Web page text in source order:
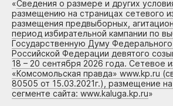
«Сведения о размере и других
размещению на страницах сетевого
размещения предвыборных,
период избирательной кампании по
Государственную Думу
Российской Федерации девятого
18 – 20 сентября 2026 года. Сетевое
«Комсомольская правда» www.kp.ru
80505 от 15.03.2021г.), размещение
сегменте сайта: www.kaluga.kp.ru»